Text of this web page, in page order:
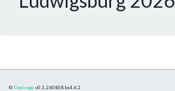
© Danceapp v0.1.260808 bs4.6.2